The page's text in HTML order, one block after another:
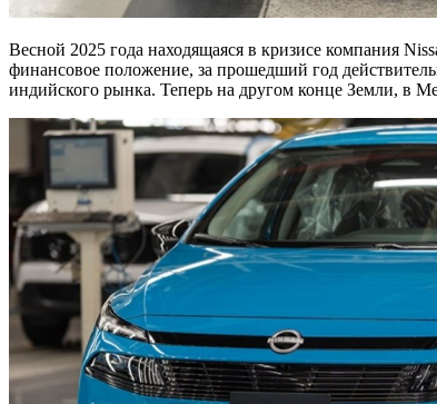
Весной 2025 года находящаяся в кризисе компания
финансовое положение, за прошедший год
индийского рынка. Теперь на другом конце Земли, в